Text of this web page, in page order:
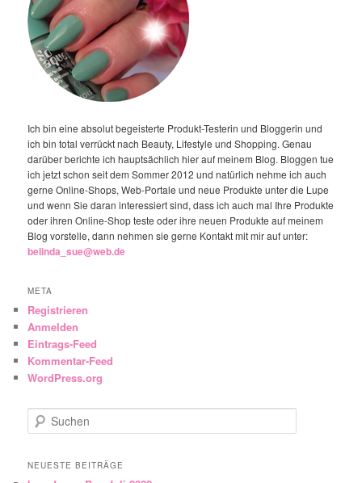
Ich bin eine absolut begeisterte Produkt-Testerin und Bloggerin und
ich bin total verrückt nach Beauty, Lifestyle und Shopping. Genau
darüber berichte ich hauptsächlich hier auf meinem Blog. Bloggen tue
ich jetzt schon seit dem Sommer 2012 und natürlich nehme ich auch
gerne Online-Shops, Web-Portale und neue Produkte unter die Lupe
und wenn Sie daran interessiert sind, dass ich auch mal Ihre Produkte
oder ihren Online-Shop teste oder ihre neuen Produkte auf meinem
Blog vorstelle, dann nehmen sie gerne Kontakt mit mir auf unter:
belinda_sue@web.de
META
Registrieren
Anmelden
Eintrags-Feed
Kommentar-Feed
WordPress.org
Suchen
NEUESTE BEITRÄGE